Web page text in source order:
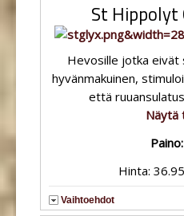
St Hippolyt
Hevosille jotka eivät
hyvänmakuinen,
että
Näytä
Paino:
Hinta:
Vaihtoehdot